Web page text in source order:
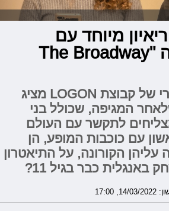
מיוחד עם
כוכבות ההצגה "The Broadway
מחזמר חדש ומקורי של קבוצת LOGON מציג
המגיפה, שכולל בני
לתקשר עם העולם
עם כוכבות המופע, הן
הקורונה, על התיאטרון
באנגלית כבר בגיל 11?
17:00